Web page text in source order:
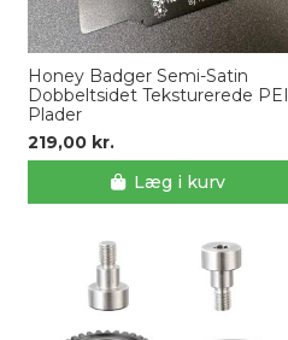
Honey Badger Semi-Satin
Dobbeltsidet Teksturerede PEI
Plader
219,00 kr.
Læg i kurv